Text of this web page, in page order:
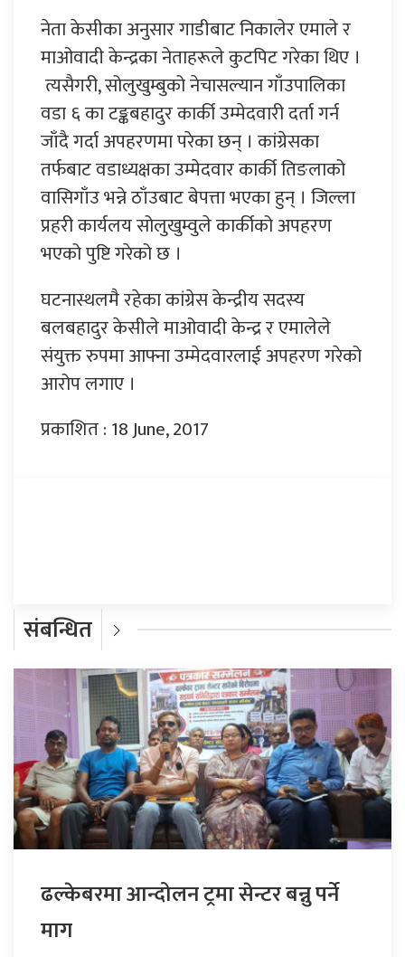
नेता केसीका अनुसार गाडीबाट निकालेर एमाले र
माओवादी केन्द्रका नेताहरूले कुटपिट गरेका थिए ।
त्यसैगरी, सोलुखुम्बुको नेचासल्यान गाँउपालिका
वडा ६ का टङ्कबहादुर कार्की उम्मेदवारी दर्ता गर्न
जाँदै गर्दा अपहरणमा परेका छन् । कांग्रेसका
तर्फबाट वडाध्यक्षका उम्मेदवार कार्की तिङलाको
वासिगाँउ भन्ने ठाँउबाट बेपत्ता भएका हुन् । जिल्ला
प्रहरी कार्यलय सोलुखुम्वुले कार्कीको अपहरण
भएको पुष्टि गरेको छ ।
घटनास्थलमै रहेका कांग्रेस केन्द्रीय सदस्य
बलबहादुर केसीले माओवादी केन्द्र र एमालेले
संयुक्त रुपमा आफ्ना उम्मेदवारलाई अपहरण गरेको
आरोप लगाए ।
प्रकाशित : 18 June, 2017
संबन्धित
ढल्केबरमा आन्दोलन ट्रमा सेन्टर बन्नु पर्ने
माग